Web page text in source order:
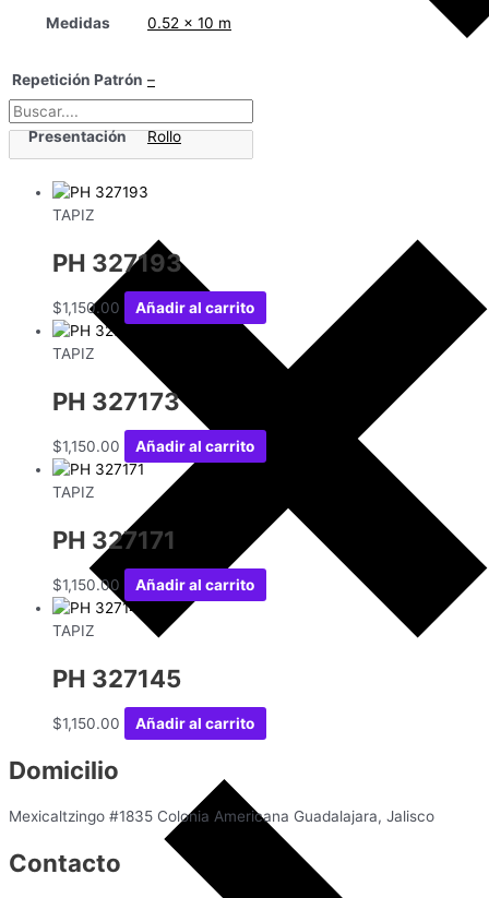
Medidas 0.52 x 10 m
Repetición Patrón –
Presentación Rollo
TAPIZ
PH 327193
$1,150.00 Añadir al carrito
TAPIZ
PH 327173
$1,150.00 Añadir al carrito
TAPIZ
PH 327171
$1,150.00 Añadir al carrito
TAPIZ
PH 327145
$1,150.00 Añadir al carrito
Domicilio
Mexicaltzingo #1835 Colonia Americana Guadalajara, Jalisco
Contacto